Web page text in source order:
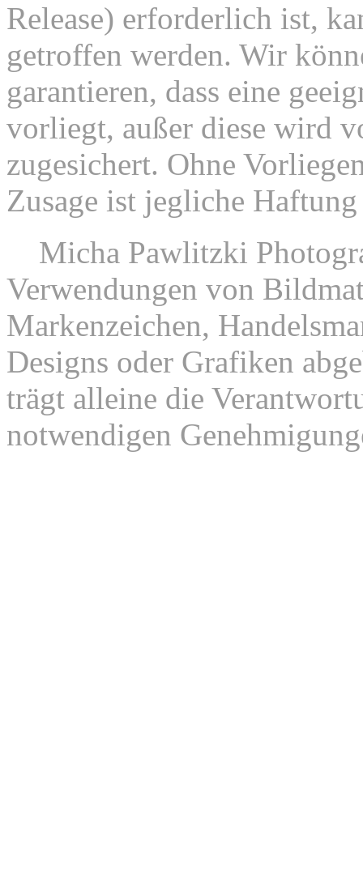
Release) erforderlich ist,
getroffen werden. Wir
garantieren, dass eine
vorliegt, außer diese wird
zugesichert. Ohne
Zusage ist jegliche Haftung
Micha Pawlitzki
Verwendungen von
Markenzeichen,
Designs oder Grafiken
trägt alleine die
notwendigen